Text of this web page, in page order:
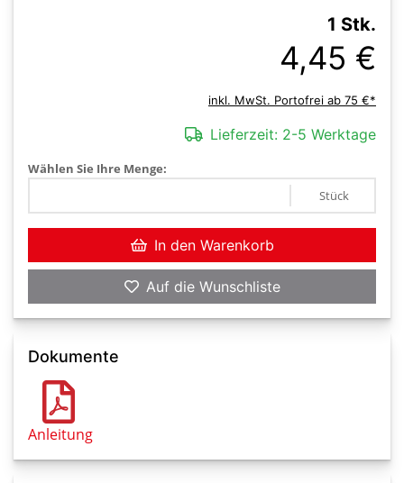
1 Stk.
4,45 €
inkl. MwSt. Portofrei ab 75 €*
Lieferzeit: 2-5 Werktage
Wählen Sie Ihre Menge:
Stück
In den Warenkorb
Auf die Wunschliste
Dokumente
Anleitung